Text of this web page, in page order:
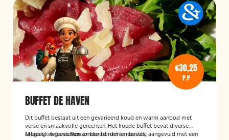
€30,25
P.P
BUFFET DE HAVEN
Dit buffet bestaat uit een gevarieerd koud en warm aanbod met
verse en smaakvolle gerechten. Het koude buffet bevat diverse
salades, visgerechten en brood met smeersels, aangevuld met een
Mogelijk te bestellen zonder borden en bestek!